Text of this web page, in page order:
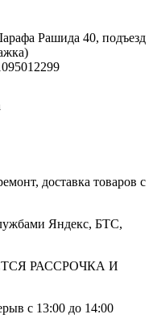
Рашида 40, подъезд
доставка товаров с
Яндекс, БТС,
РАССРОЧКА И
с 13:00 до 14:00